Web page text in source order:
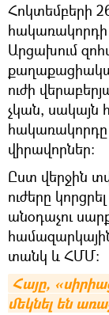
Հոկտեմբերի
Արցախում
ուժի
չկան, սակայն
հակառակորդը
վիրավորներ։
Ըստ վերջին
ուժերը
անօդաչու
տանկ և ՀՄՄ:
Հայը,
մեկնել են